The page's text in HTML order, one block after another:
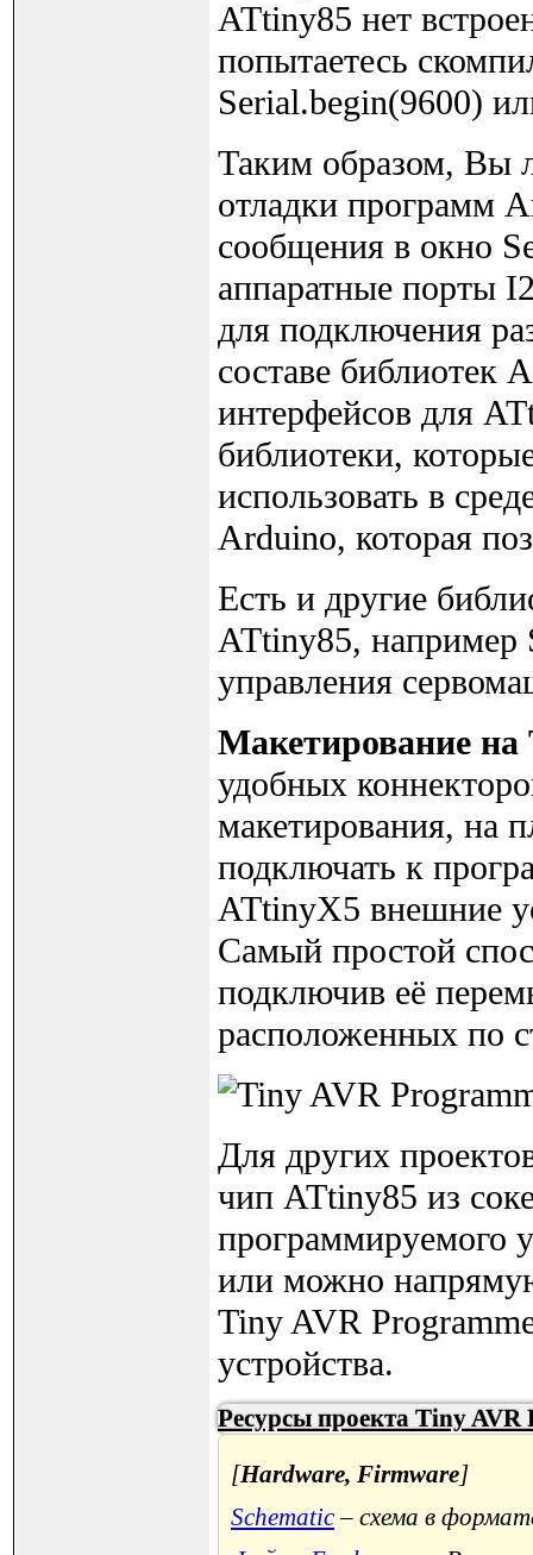
ATtiny85 нет
попытаетесь
Serial.begin(9600)
Таким образом, Вы
отладки программ
сообщения в окно
аппаратные порты
для подключения
составе библиотек
интерфейсов для
библиотеки,
использовать в
Arduino, которая
Есть и другие
ATtiny85, например
управления
Макетирование
удобных
макетирования, на
подключать к
ATtinyX5 внешние
Самый простой
подключив её
расположенных по
Для других
чип ATtiny85 из
программируемого
или можно
Tiny AVR
устройства.
Ресурсы проекта Tiny AVR
[Hardware, Firmware]
Schematic– схема в